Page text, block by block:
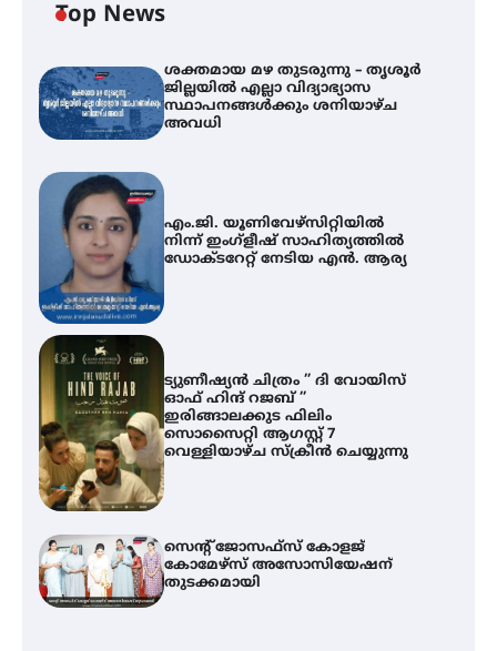
Top News
ശക്തമായ മഴ തുടരുന്നു – തൃശൂർ
ജില്ലയിൽ എല്ലാ വിദ്യാഭ്യാസ
സ്ഥാപനങ്ങൾക്കും ശനിയാഴ്ച
അവധി
എം.ജി. യൂണിവേഴ്‌സിറ്റിയിൽ
നിന്ന് ഇംഗ്ളീഷ് സാഹിത്യത്തിൽ
ഡോക്ടറേറ്റ് നേടിയ എൻ. ആര്യ
ട്യുണീഷ്യൻ ചിത്രം ” ദി വോയിസ്
ഓഫ് ഹിന്ദ് റജബ് ”
ഇരിങ്ങാലക്കുട ഫിലിം
സൊസൈറ്റി ആഗസ്റ്റ് 7
വെള്ളിയാഴ്ച സ്‌ക്രീൻ ചെയ്യുന്നു
സെന്റ് ജോസഫ്സ് കോളജ്
കോമേഴ്‌സ് അസോസിയേഷന്
തുടക്കമായി